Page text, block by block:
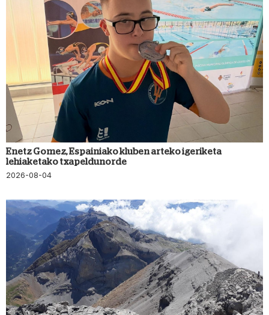
Enetz Gomez, Espainiako kluben arteko igeriketa
lehiaketako txapeldunorde
2026-08-04